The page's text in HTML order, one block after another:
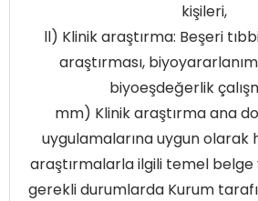
kişileri,
ll) Klinik araştırma: Beşeri
araştırması,
biyoeşdeğerlik
mm) Klinik araştırma ana
uygulamalarına uygun olarak
araştırmalarla ilgili temel belge
gerekli durumlarda Kurum